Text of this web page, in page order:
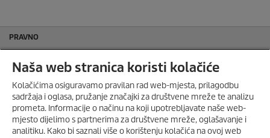
OC HANDHELD COMPACT
ZA SAMO 1€ UZ KUPNJU WD 7
PRAVNO
Opći uvjeti poslovanja servis
Impresum
Zaštita podataka
Sitemap
Politika kolačića
Naša web stranica koristi kolačiće
Kolačićima osiguravamo pravilan rad web-mjesta, prilagodbu
sadržaja i oglasa, pružanje značajki za društvene mreže te analizu
prometa. Informacije o načinu na koji upotrebljavate naše web-
mjesto dijelimo s partnerima za društvene mreže, oglašavanje i
analitiku. Kako bi saznali više o korištenju kolačića na ovoj web